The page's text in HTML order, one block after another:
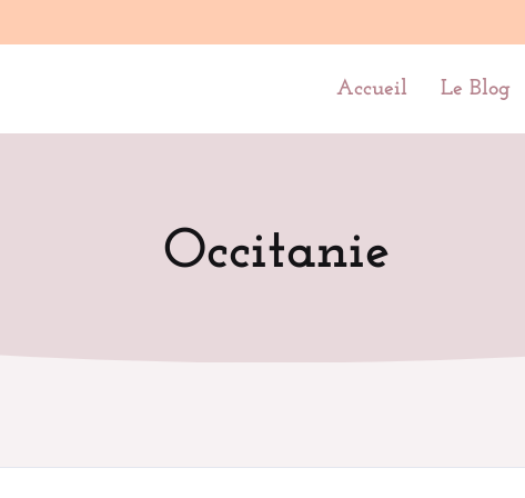
Accueil Le Blog
Occitanie